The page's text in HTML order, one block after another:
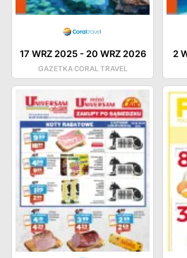
17 WRZ 2025-20 WRZ 2026
GAZETKA CORAL TRAVEL
2